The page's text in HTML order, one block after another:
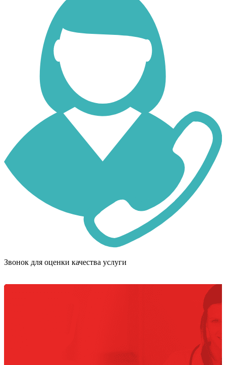
Звонок для оценки качества услуги